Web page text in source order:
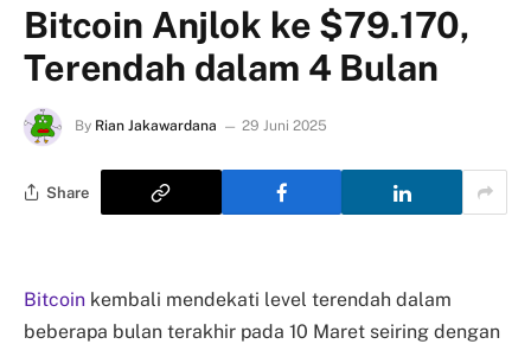
Bitcoin Anjlok ke $79.170,
Terendah dalam 4 Bulan
By Rian Jakawardana 29 Juni 2025
Share
Bitcoin kembali mendekati level terendah dalam
beberapa bulan terakhir pada 10 Maret seiring dengan